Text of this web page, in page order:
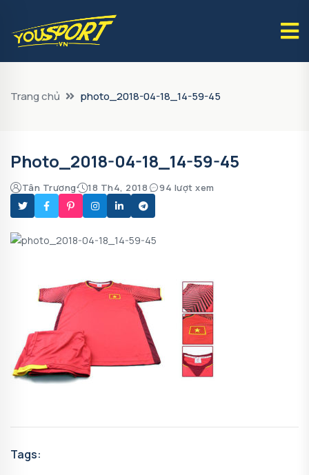
Trang chủ photo_2018-04-18_14-59-45
Photo_2018-04-18_14-59-45
Tân Trương 18 Th4, 2018 94 lượt xem
Tags: